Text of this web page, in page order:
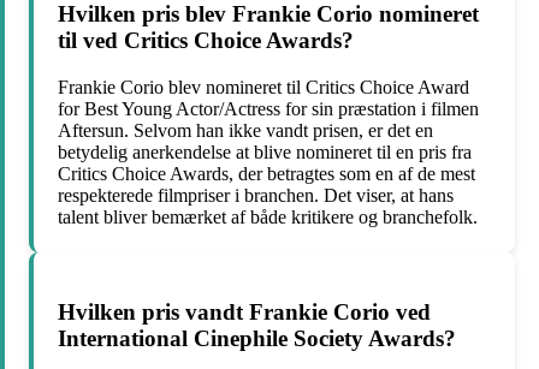
Hvilken pris blev Frankie Corio nomineret
til ved Critics Choice Awards?
Frankie Corio blev nomineret til Critics Choice Award
for Best Young Actor/Actress for sin præstation i filmen
Aftersun. Selvom han ikke vandt prisen, er det en
betydelig anerkendelse at blive nomineret til en pris fra
Critics Choice Awards, der betragtes som en af de mest
respekterede filmpriser i branchen. Det viser, at hans
talent bliver bemærket af både kritikere og branchefolk.
Hvilken pris vandt Frankie Corio ved
International Cinephile Society Awards?